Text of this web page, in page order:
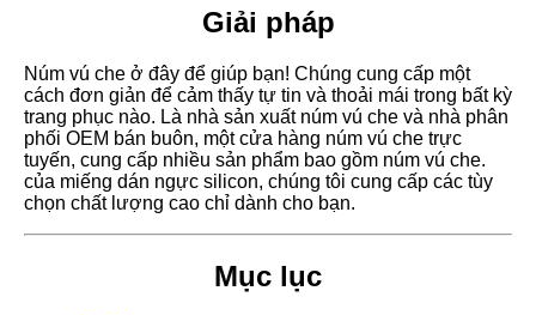
Giải pháp
Núm vú che ở đây để giúp bạn! Chúng cung cấp một
cách đơn giản để cảm thấy tự tin và thoải mái trong bất kỳ
trang phục nào. Là nhà sản xuất núm vú che và nhà phân
phối OEM bán buôn, một cửa hàng núm vú che trực
tuyến, cung cấp nhiều sản phẩm bao gồm núm vú che.
của miếng dán ngực silicon, chúng tôi cung cấp các tùy
chọn chất lượng cao chỉ dành cho bạn.
Mục lục